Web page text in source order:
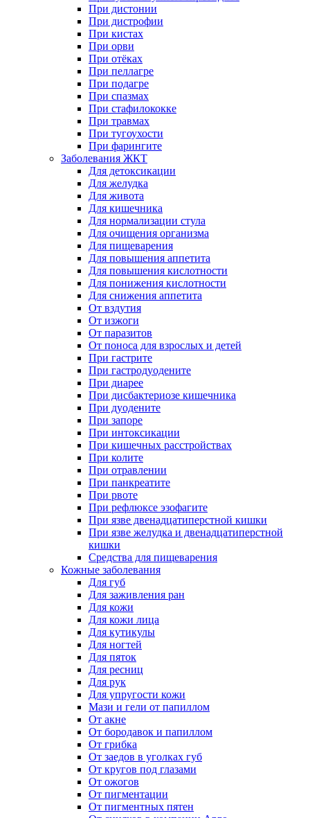
При дистонии
При дистрофии
При кистах
При орви
При отёках
При пеллагре
При подагре
При спазмах
При стафилококке
При травмах
При тугоухости
При фарингите
Заболевания ЖКТ
Для детоксикации
Для желудка
Для живота
Для кишечника
Для нормализации стула
Для очищения организма
Для пищеварения
Для повышения аппетита
Для повышения кислотности
Для понижения кислотности
Для снижения аппетита
От вздутия
От изжоги
От паразитов
От поноса для взрослых и детей
При гастрите
При гастродуодените
При диарее
При дисбактериозе кишечника
При дуодените
При запоре
При интоксикации
При кишечных расстройствах
При колите
При отравлении
При панкреатите
При рвоте
При рефлюксе эзофагите
При язве двенадцатиперстной кишки
При язве желудка и двенадцатиперстной
кишки
Средства для пищеварения
Кожные заболевания
Для губ
Для заживления ран
Для кожи
Для кожи лица
Для кутикулы
Для ногтей
Для пяток
Для ресниц
Для рук
Для упругости кожи
Мази и гели от папиллом
От акне
От бородавок и папиллом
От грибка
От заедов в уголках губ
От кругов под глазами
От ожогов
От пигментации
От пигментных пятен